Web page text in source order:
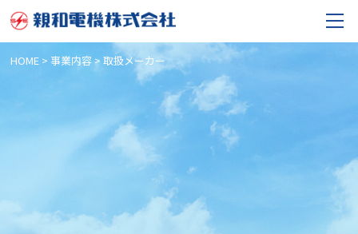
HOME > 事業内容> 取扱メーカー